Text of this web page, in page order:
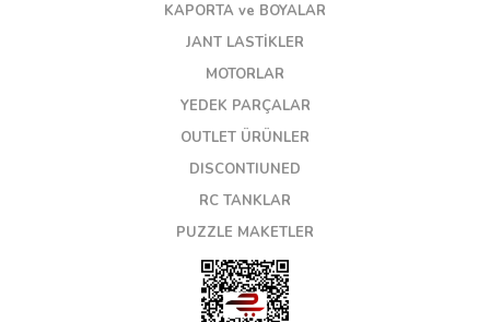
KAPORTA ve BOYALAR
JANT LASTİKLER
MOTORLAR
YEDEK PARÇALAR
OUTLET ÜRÜNLER
DISCONTIUNED
RC TANKLAR
PUZZLE MAKETLER